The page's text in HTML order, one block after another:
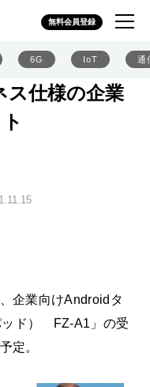
無料会員登録
6G IoT 通
ス仕様の企業
企業向けAndroidタ
ッド） FZ-A1」の受
定。